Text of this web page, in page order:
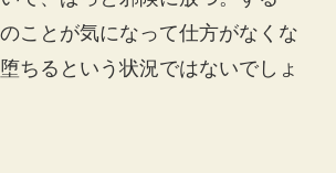
ことが気になって仕方がなくな
ちるという状況ではないでしょ